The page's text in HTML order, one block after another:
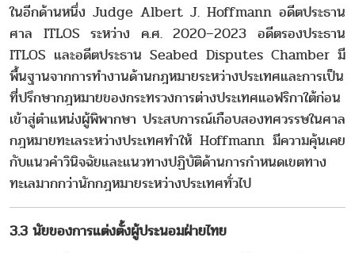
ในอีกด้านหนึ่ง Judge Albert J. Hoffmann อดีตประธาน
ศาล ITLOS ระหว่าง ค.ศ. 2020–2023 อดีตรองประธาน
ITLOS และอดีตประธาน Seabed Disputes Chamber มี
พื้นฐานจากการทำงานด้านกฎหมายระหว่างประเทศและการเป็น
ที่ปรึกษากฎหมายของกระทรวงการต่างประเทศแอฟริกาใต้ก่อน
เข้าสู่ตำแหน่งผู้พิพากษา ประสบการณ์เกือบสองทศวรรษในศาล
กฎหมายทะเลระหว่างประเทศทำให้ Hoffmann มีความคุ้นเคย
กับแนวคำวินิจฉัยและแนวทางปฏิบัติด้านการกำหนดเขตทาง
ทะเลมากกว่านักกฎหมายระหว่างประเทศทั่วไป
3.3 นัยของการแต่งตั้งผู้ประนอมฝ่ายไทย